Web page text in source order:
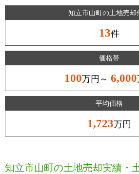
知立市山町の土地売却
13件
価格帯
100万円～ 6,000
平均価格
1,723万円
知立市山町の土地売却実績・